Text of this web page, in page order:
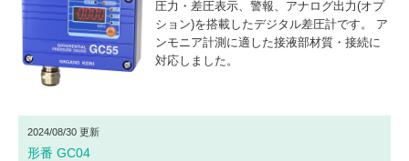
圧力・差圧表示、警報、アナログ出力(オプ
ション)を搭載したデジタル差圧計です。 ア
ンモニア計測に適した接液部材質・接続に
対応しました。
2024/08/30 更新
形番 GC04